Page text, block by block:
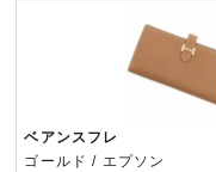
ベアンスフレ
ゴールド / エプソン